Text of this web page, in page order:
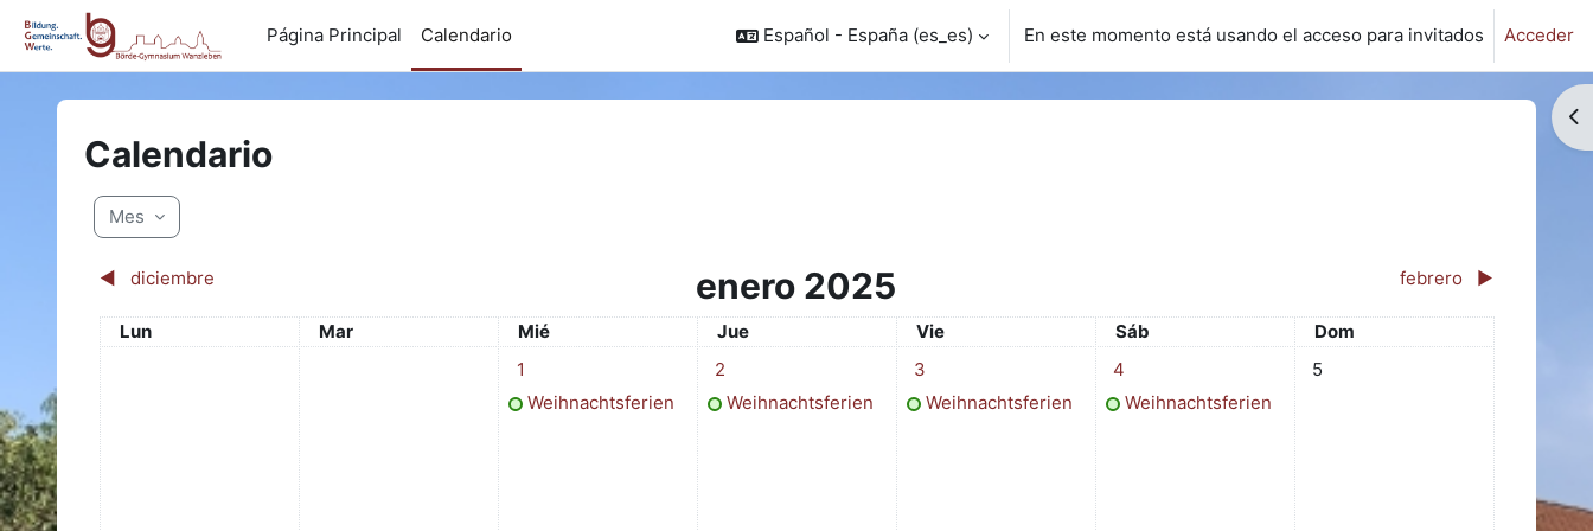
Salta al contenido principal
Página Principal
Calendario Español - España ‎(es_es)‎ En este momento está usando el acceso para invitados Acceder
Calendario
Mes
◀︎ diciembre enero 2025 febrero ▶︎
Lunes
Lun Martes
Mar Miércoles
Mié Jueves
Jue Viernes
Vie Sábado
Sáb Domingo
Dom
1 evento, miércoles, 1 enero
1
Weihnachtsferien
1 evento, jueves, 2 enero
2
Weihnachtsferien
1 evento, viernes, 3 enero
3
Weihnachtsferien
1 evento, sábado, 4 enero
4
Weihnachtsferien
Sin eventos, domingo, 5 enero
5